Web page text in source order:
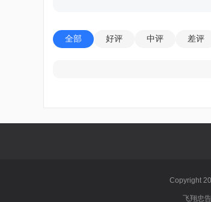
全部 好评 中评 差评
Copyright
飞翔忠